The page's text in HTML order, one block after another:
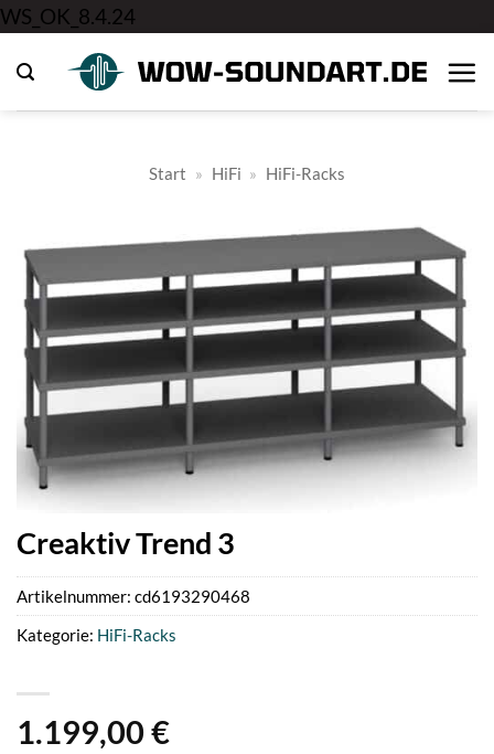
WS_OK_8.4.24
springen
Start » HiFi » HiFi-Racks
Creaktiv Trend 3
1.199,00 €
Artikelnummer: cd6193290468
Kategorie: HiFi-Racks